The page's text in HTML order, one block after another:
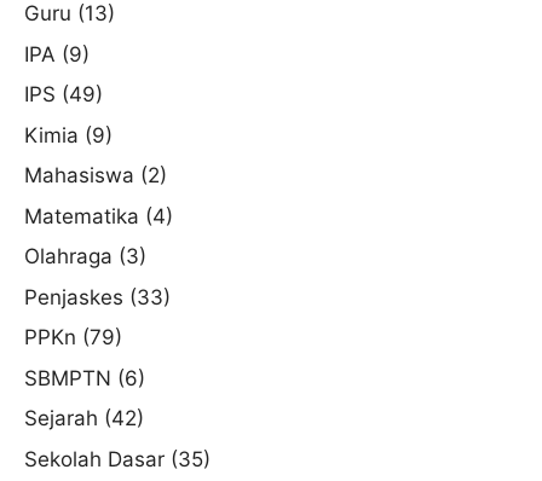
Guru (13)
IPA (9)
IPS (49)
Kimia (9)
Mahasiswa (2)
Matematika (4)
Olahraga (3)
Penjaskes (33)
PPKn (79)
SBMPTN (6)
Sejarah (42)
Sekolah Dasar (35)